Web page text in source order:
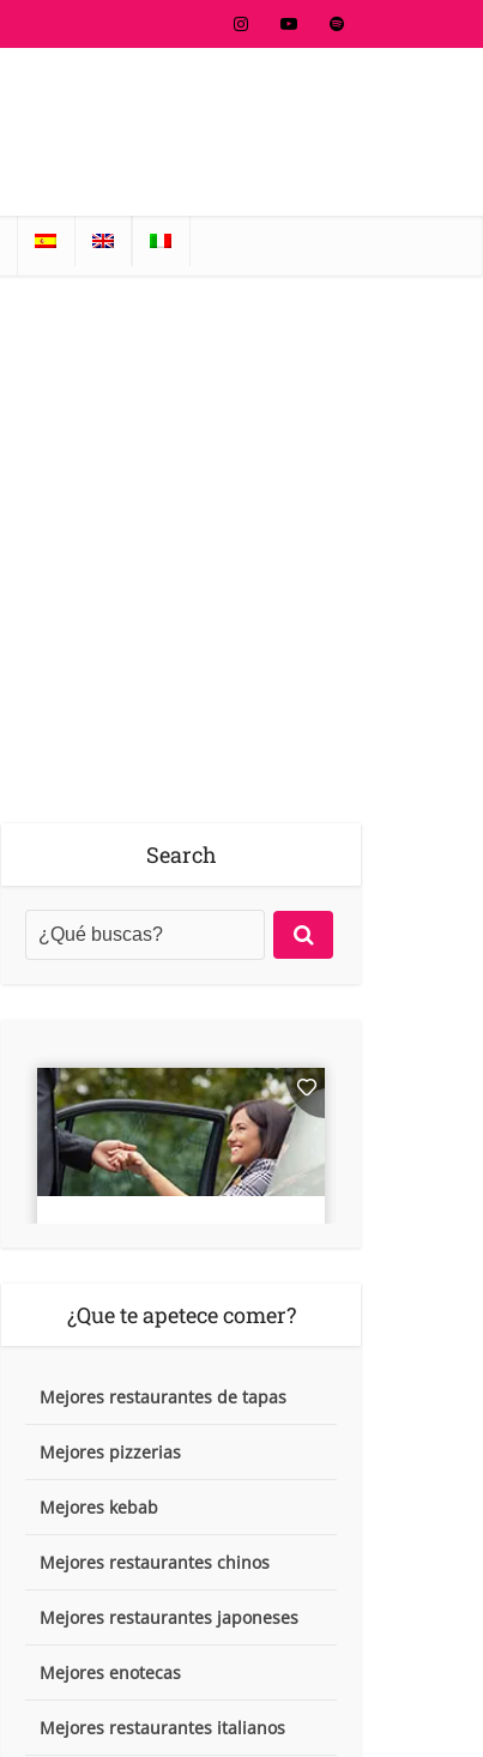
Search
¿Que te apetece comer?
Mejores restaurantes de tapas
Mejores pizzerias
Mejores kebab
Mejores restaurantes chinos
Mejores restaurantes japoneses
Mejores enotecas
Mejores restaurantes italianos